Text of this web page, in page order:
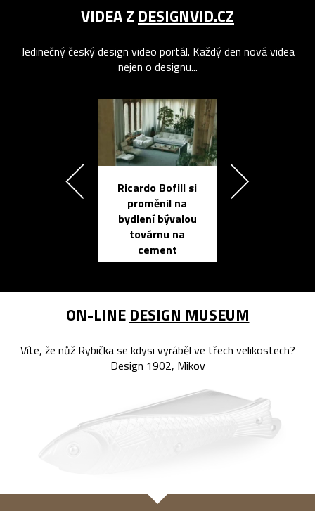
VIDEA Z DESIGNVID.CZ
Jedinečný český design video portál. Každý den nová videa
nejen o designu...
Ricardo Bofill si
proměnil na
bydlení bývalou
továrnu na
cement
ON-LINE DESIGN MUSEUM
Víte, že nůž Rybička se kdysi vyráběl ve třech velikostech?
Design 1902, Mikov